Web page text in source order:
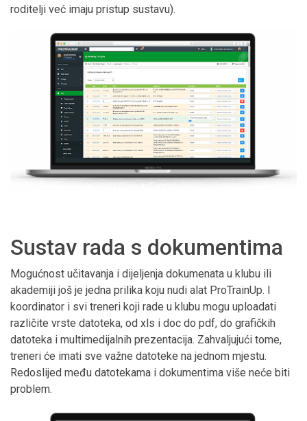
roditelji već imaju pristup sustavu).
Sustav rada s dokumentima
Mogućnost učitavanja i dijeljenja dokumenata u klubu ili
akademiji još je jedna prilika koju nudi alat ProTrainUp. I
koordinator i svi treneri koji rade u klubu mogu uploadati
različite vrste datoteka, od xls i doc do pdf, do grafičkih
datoteka i multimedijalnih prezentacija. Zahvaljujući tome,
treneri će imati sve važne datoteke na jednom mjestu.
Redoslijed među datotekama i dokumentima više neće biti
problem.